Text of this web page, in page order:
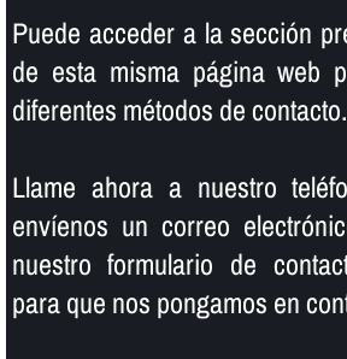
Puede acceder a la sección
de esta misma página web
diferentes métodos de contacto.
Llame ahora a nuestro
enví­enos un correo
nuestro formulario de
para que nos pongamos en